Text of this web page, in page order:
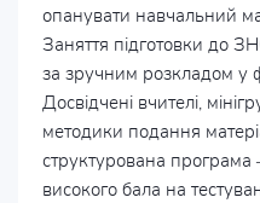
опанувати навчальний
Заняття підготовки до
за зручним розкладом у
Досвідчені вчителі,
методики подання
структурована
високого бала на